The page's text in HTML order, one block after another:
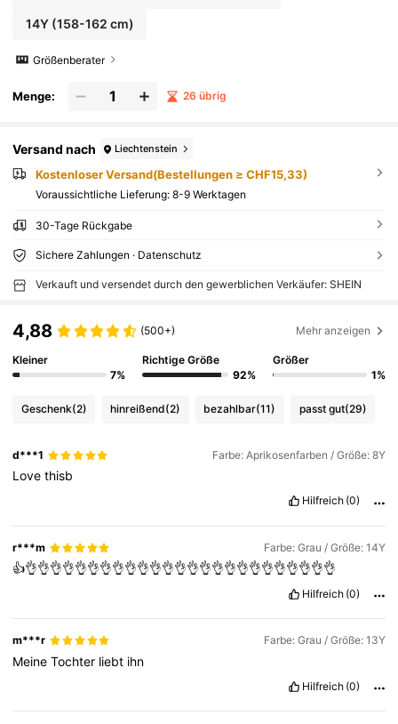
14Y(158-162 cm)
Größenberater
Menge: 26 übrig
Versand nach Liechtenstein
Kostenloser Versand(Bestellungen ≥ CHF15,33)
Voraussichtliche Lieferung: 8-9 Werktagen
30-Tage Rückgabe
Sichere Zahlungen · Datenschutz
Verkauft und versendet durch den gewerblichen Verkäufer: SHEIN
4,88 (500+) Mehr anzeigen
Kleiner
7%
Richtige Größe
92%
Größer
1%
Geschenk(2) hinreißend(2) bezahlbar(11) passt gut(29)
d***1 Farbe: Aprikosenfarben / Größe: 8Y
Lovethisb
Hilfreich (0)
r***m Farbe: Grau / Größe: 14Y
👍👌👌👌👌👌👌👌👌👌👌👌👌👌👌👌👌👌👌👌👌👌👌👌👌👌
Hilfreich (0)
m***r Farbe: Grau / Größe: 13Y
MeineTochter liebt ihn
Hilfreich (0)